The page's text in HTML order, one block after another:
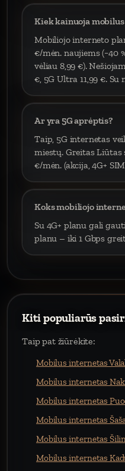
Kiek kainuoja
Mobiliojo interneto
€/mėn. naujiems (−40
vėliau 8,99 €).
€, 5G Ultra 11,99 €.
Ar yra 5G aprėptis?
Taip, 5G internetas
miestų. Greitas Liūtas
€/mėn. (akcija, 4G+
Koks mobiliojo
Su 4G+ planu gali
planu – iki 1 Gbps
Kiti populiarūs
Taip pat žiūrėkite:
Mobilus internetas
Mobilus internetas
Mobilus internetas
Mobilus internetas
Mobilus internetas
Mobilus internetas